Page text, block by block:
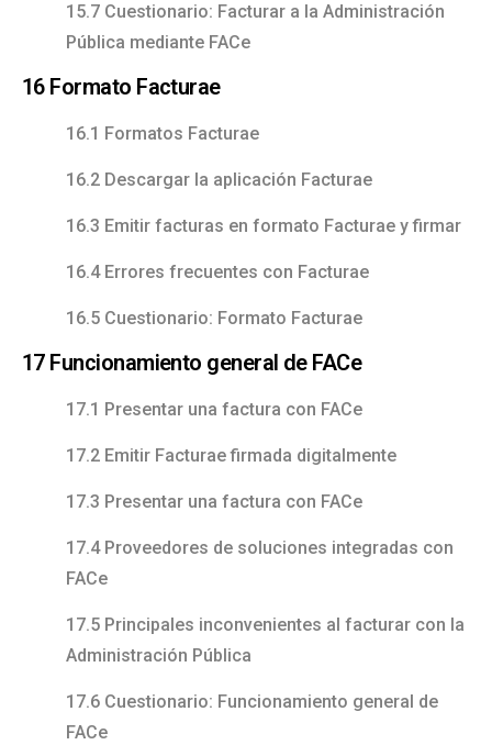
15.7 Cuestionario: Facturar a la Administración
Pública mediante FACe
16 Formato Facturae
16.1 Formatos Facturae
16.2 Descargar la aplicación Facturae
16.3 Emitir facturas en formato Facturae y firmar
16.4 Errores frecuentes con Facturae
16.5 Cuestionario: Formato Facturae
17 Funcionamiento general de FACe
17.1 Presentar una factura con FACe
17.2 Emitir Facturae firmada digitalmente
17.3 Presentar una factura con FACe
17.4 Proveedores de soluciones integradas con
FACe
17.5 Principales inconvenientes al facturar con la
Administración Pública
17.6 Cuestionario: Funcionamiento general de
FACe